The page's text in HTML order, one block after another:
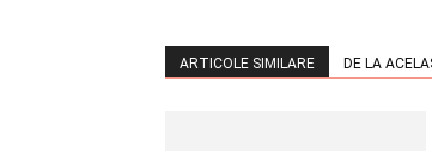
ARTICOLE SIMILARE DE LA